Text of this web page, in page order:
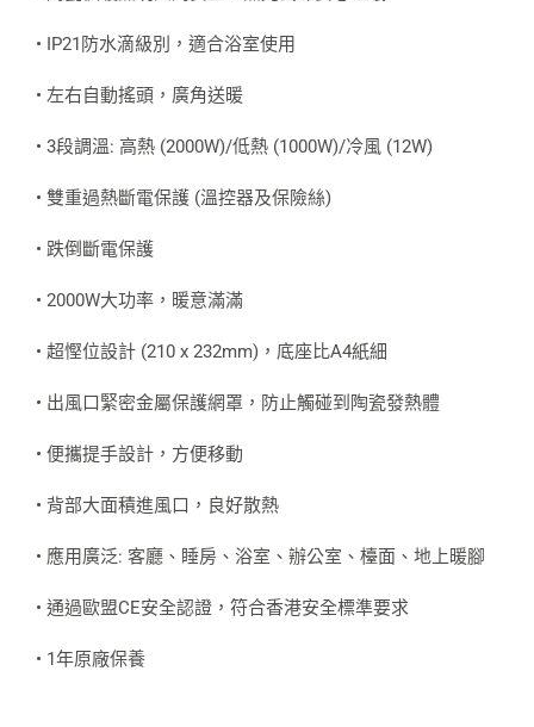
• IP21防水滴級別，適合浴室使用
• 左右自動搖頭，廣角送暖
• 3段調溫: 高熱 (2000W)/低熱 (1000W)/冷風 (12W)
• 雙重過熱斷電保護 (溫控器及保險絲)
• 跌倒斷電保護
• 2000W大功率，暖意滿滿
• 超慳位設計 (210 x 232mm)，底座比A4紙細
• 出風口緊密金屬保護網罩，防止觸碰到陶瓷發熱體
• 便攜提手設計，方便移動
• 背部大面積進風口，良好散熱
• 應用廣泛: 客廳、睡房、浴室、辦公室、檯面、地上暖腳
• 通過歐盟CE安全認證，符合香港安全標準要求
• 1年原廠保養